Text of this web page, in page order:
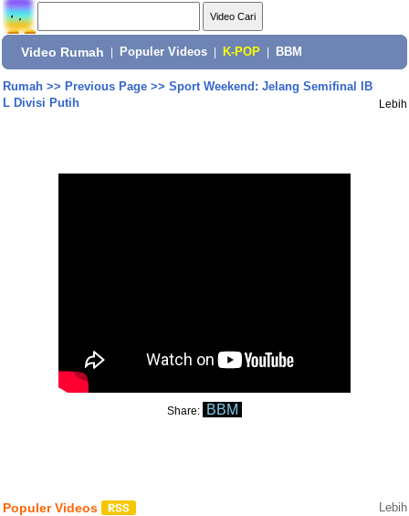
Video Rumah Populer Videos K-POP BBM
Rumah>> Previous Page>> Sport Weekend: Jelang Semifinal IB
L Divisi Putih
Lebih
Share: BBM
Populer Videos Lebih